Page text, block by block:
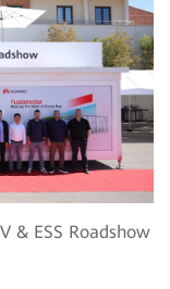
& ESS Roadshow